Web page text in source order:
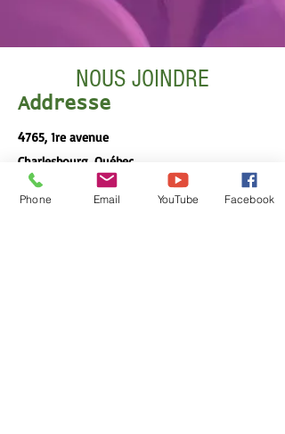
NOUS JOINDRE
Addresse
4765, 1re avenue
Charlesbourg, Québec
Local S90
Phone Email YouTube Facebook